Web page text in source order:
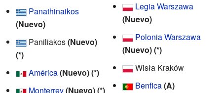
Panathinaikos
(Nuevo)
Paniliakos(Nuevo)
(*)
América(Nuevo) (*)
Monterrey(Nuevo) (*)
Legia Warszawa
(Nuevo)
Polonia Warszawa
(Nuevo) (*)
Wisła Kraków
Benfica(A)